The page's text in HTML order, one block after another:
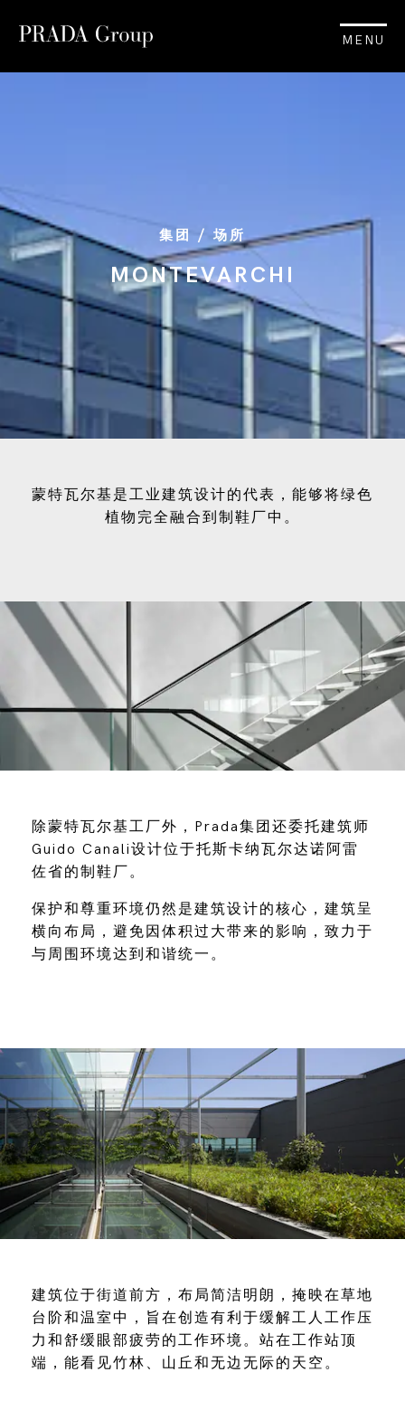
MENU
集团 / 场所
MONTEVARCHI
蒙特瓦尔基是工业建筑设计的代表，能够将绿色
植物完全融合到制鞋厂中。
除蒙特瓦尔基工厂外，Prada集团还委托建筑师
Guido Canali设计位于托斯卡纳瓦尔达诺阿雷
佐省的制鞋厂。
保护和尊重环境仍然是建筑设计的核心，建筑呈
横向布局，避免因体积过大带来的影响，致力于
与周围环境达到和谐统一。
建筑位于街道前方，布局简洁明朗，掩映在草地
台阶和温室中，旨在创造有利于缓解工人工作压
力和舒缓眼部疲劳的工作环境。站在工作站顶
端，能看见竹林、山丘和无边无际的天空。